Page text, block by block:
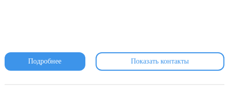
Подробнее Показать контакты